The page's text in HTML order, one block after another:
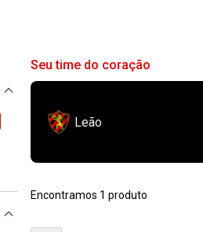
Seu time do coração
Leão
Encontramos 1 produto